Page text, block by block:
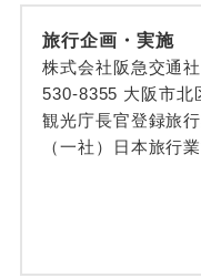
旅行企画・実施
株式会社阪急交通社
530-8355 大阪市北
観光庁長官登録旅
（一社）日本旅行